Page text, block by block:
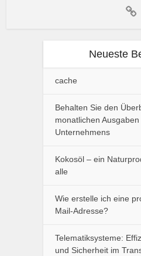
Neueste
cache
Behalten Sie den
monatlichen
Unternehmens
Kokosöl – ein
alle
Wie erstelle ich eine
Mail-Adresse?
Telematiksysteme:
und Sicherheit im